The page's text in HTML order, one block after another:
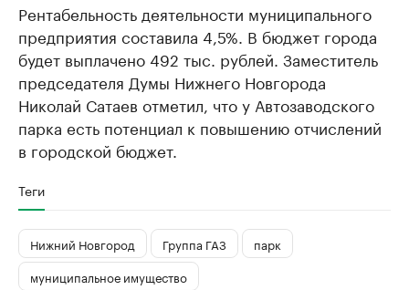
Рентабельность деятельности муниципального
предприятия составила 4,5%. В бюджет города
будет выплачено 492 тыс. рублей. Заместитель
председателя Думы Нижнего Новгорода
Николай Сатаев отметил, что у Автозаводского
парка есть потенциал к повышению отчислений
в городской бюджет.
Теги
Нижний Новгород Группа ГАЗ
парк
муниципальное имущество